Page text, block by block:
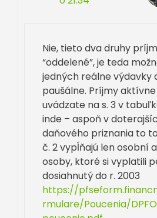
Nie, tieto dva druhy
“oddelené”, je teda
jedných reálne výdavky
paušálne. Príjmy
uvádzate na s. 3 v
inde – aspoň v
daňového priznania to
č. 2 vypĺňajú len osobní
osoby, ktoré si vyplatili
dosiahnutý do r. 2003
https://
rmulare/Poucenia/